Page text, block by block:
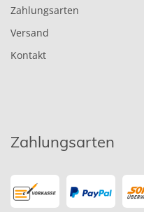
Zahlungsarten
Versand
Kontakt
Zahlungsarten